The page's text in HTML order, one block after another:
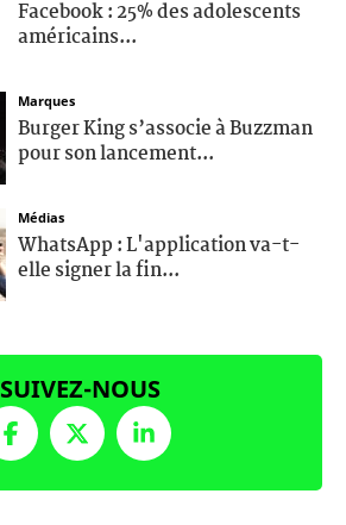
Facebook : 25% des adolescents
américains...
Marques
Burger King s’associe à Buzzman
pour son lancement...
Médias
WhatsApp : L'application va-t-
elle signer la fin...
SUIVEZ-NOUS